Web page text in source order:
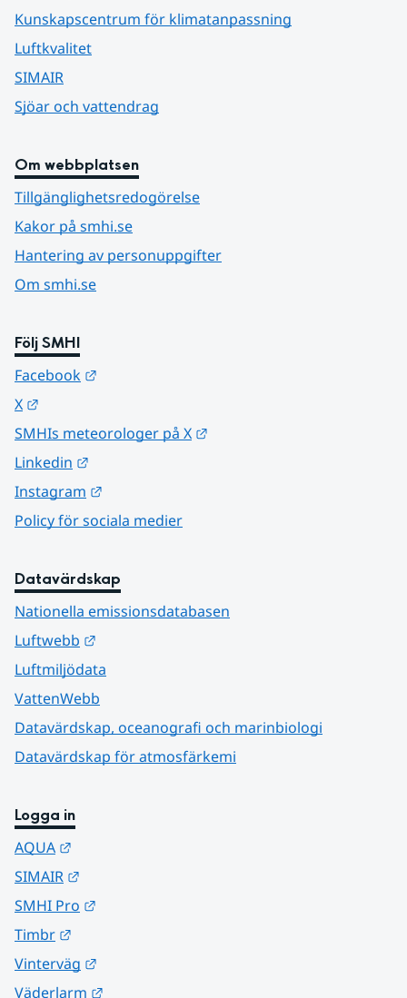
Kunskapscentrum för klimatanpassning
Luftkvalitet
SIMAIR
Sjöar och vattendrag
Om webbplatsen
Tillgänglighetsredogörelse
Kakor på smhi.se
Hantering av personuppgifter
Om smhi.se
Följ SMHI
Facebook
X
SMHIs meteorologer på X
Linkedin
Instagram
Policy för sociala medier
Datavärdskap
Nationella emissionsdatabasen
Luftwebb
Luftmiljödata
VattenWebb
Datavärdskap, oceanografi och marinbiologi
Datavärdskap för atmosfärkemi
Logga in
AQUA
SIMAIR
SMHI Pro
Timbr
Vinterväg
Väderlarm